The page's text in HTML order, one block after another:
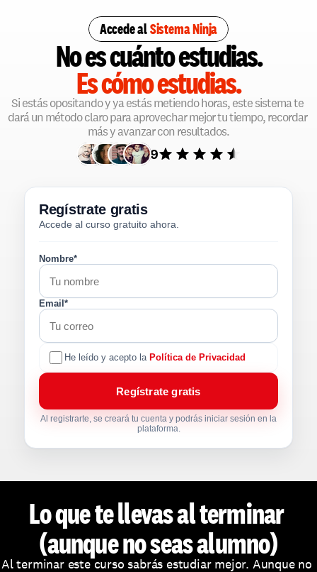
Accede al Sistema Ninja
No es cuánto estudias.
Escómo estudias.
Si estás opositando y ya estás metiendo horas, este sistema te
dará un método claro para aprovechar mejor tu tiempo, recordar
más y avanzar con resultados.
4.9
Regístrate gratis
Accede al curso gratuito ahora.
Nombre*
Email*
He leído y acepto la Política de Privacidad
Regístrate gratis
Al registrarte, se creará tu cuenta y podrás iniciar sesión en la
plataforma.
Lo que te llevas al terminar
(aunque no seas alumno)
Al terminar este curso sabrás estudiar mejor. Aunque no